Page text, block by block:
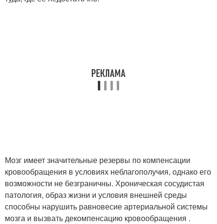
Мозг имеет значительные резервы по компенсации
кровообращения в условиях неблагополучия, однако его
возможности не безграничны. Хроническая сосудистая
патология, образ жизни и условия внешней среды
способны нарушить равновесие артериальной системы
мозга и вызвать декомпенсацию кровообращения .